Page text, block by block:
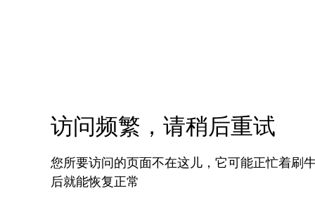
访问频繁，请稍后重试
您所要访问的页面不在这儿，它可能正忙着刷
后就能恢复正常